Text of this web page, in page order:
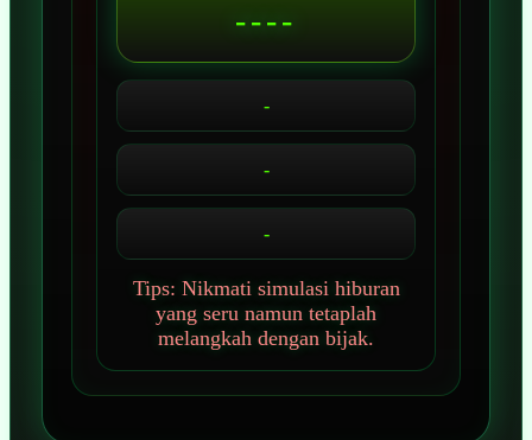
----
-
-
-
Tips: Nikmati simulasi hiburan
yang seru namun tetaplah
melangkah dengan bijak.